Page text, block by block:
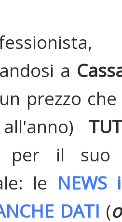
a
prezzo
per il suo
le
DATI (